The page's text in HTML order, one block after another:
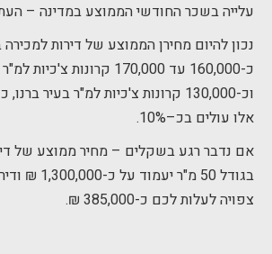
עלייה בשכר החודשי הממוצע במדינה –
נכון להיום מחירן הממוצע של דירות
כ-160,000 עד 170,000 קרונות
וכ-130,000 קרונות צ'כיות למ"ר בעיר
אלו עולים בכ–10%.
אם נדבר רגע בשקלים – מחיר ממוצע של
בגודל 50 מ"ר
צפויה לעלות לכם כ-385,000 ₪.